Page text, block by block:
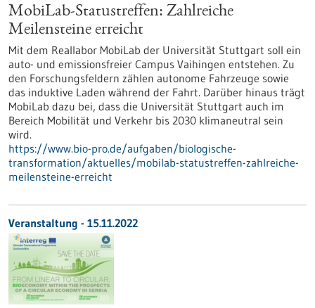
MobiLab-Statustreffen: Zahlreiche
Meilensteine erreicht
Mit dem Reallabor MobiLab der Universität Stuttgart soll ein
auto- und emissionsfreier Campus Vaihingen entstehen. Zu
den Forschungsfeldern zählen autonome Fahrzeuge sowie
das induktive Laden während der Fahrt. Darüber hinaus trägt
MobiLab dazu bei, dass die Universität Stuttgart auch im
Bereich Mobilität und Verkehr bis 2030 klimaneutral sein
wird.
https://www.bio-pro.de/aufgaben/biologische-
transformation/aktuelles/mobilab-statustreffen-zahlreiche-
meilensteine-erreicht
Veranstaltung - 15.11.2022